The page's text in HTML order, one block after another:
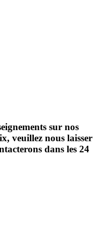
sur nos
veuillez nous laisser
dans les 24